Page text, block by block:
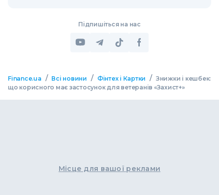
Підпишіться на нас
Finance.ua / Всі новини / Фінтех і Картки / Знижки і кешбек:
що корисного має застосунок для ветеранів «Захист+»
Місце для вашої реклами